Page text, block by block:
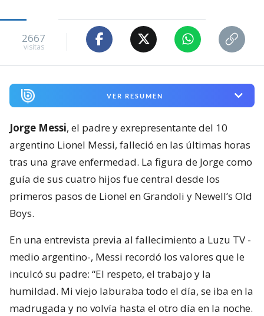
2667
visitas
VER RESUMEN
Jorge Messi, el padre y exrepresentante del 10
argentino Lionel Messi, falleció en las últimas horas
tras una grave enfermedad. La figura de Jorge como
guía de sus cuatro hijos fue central desde los
primeros pasos de Lionel en Grandoli y Newell’s Old
Boys.
En una entrevista previa al fallecimiento a Luzu TV -
medio argentino-, Messi recordó los valores que le
inculcó su padre: “El respeto, el trabajo y la
humildad. Mi viejo laburaba todo el día, se iba en la
madrugada y no volvía hasta el otro día en la noche.